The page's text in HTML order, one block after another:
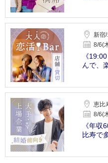
新宿
8/6(
《
んで、
恵比
8/6(
《年
比寿で